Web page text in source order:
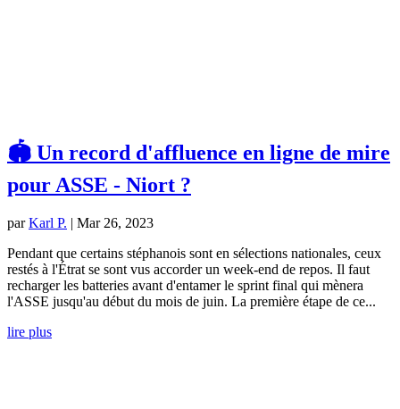
🏟️ Un record d'affluence en ligne de mire
pour ASSE - Niort ?
parKarl P. | Mar 26, 2023
Pendant que certains stéphanois sont en sélections nationales, ceux
restés à l'Étrat se sont vus accorder un week-end de repos. Il faut
recharger les batteries avant d'entamer le sprint final qui mènera
l'ASSE jusqu'au début du mois de juin. La première étape de ce...
lire plus